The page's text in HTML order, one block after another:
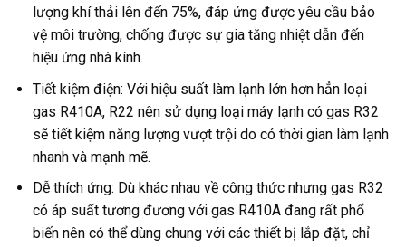
lượng khí thải lên đến 75%, đáp ứng được yêu cầu bảo
vệ môi trường, chống được sự gia tăng nhiệt dẫn đến
hiệu ứng nhà kính.
Tiết kiệm điện: Với hiệu suất làm lạnh lớn hơn hẳn loại
gas R410A, R22 nên sử dụng loại máy lạnh có gas R32
sẽ tiết kiệm năng lượng vượt trội do có thời gian làm lạnh
nhanh và mạnh mẽ.
Dễ thích ứng: Dù khác nhau về công thức nhưng gas R32
có áp suất tương đương với gas R410A đang rất phổ
biến nên có thể dùng chung với các thiết bị lắp đặt, chỉ